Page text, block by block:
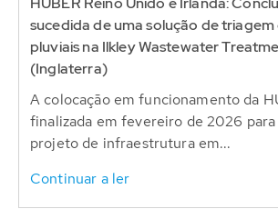
sucedida de uma solução de triagem
pluviais na Ilkley Wastewater
(Inglaterra)
A colocação em funcionamento da
finalizada em fevereiro de 2026
projeto de infraestrutura em...
Continuar a ler